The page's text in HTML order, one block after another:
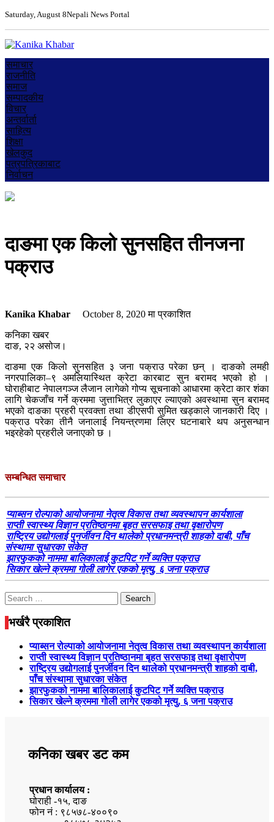
Saturday, August 8Nepali News Portal
समाचार
राजनीति
समाज
सम्पादकीय
विचार
अन्तर्वार्ता
साहित्य
शिक्षा
खेलकुद
पत्रपत्रिकाबाट
निर्वाचन
दाङमा एक किलो सुनसहित तीनजना
पक्राउ
Kanika Khabar October 8, 2020मा प्रकाशित
कनिका खबर
दाङ, २२ असोज।
दाङमा एक किलो सुनसहित ३ जना पक्राउ परेका छन् । दाङको लमही
नगरपालिका–९ अमलियास्थित क्रेटा कारबाट सुन बरामद भएको हो ।
घोराहीबाट नेपालगञ्ज लैजान लागेको गोप्य सूचनाको आधारमा क्रेटा कार शंका
लागि चेकजाँच गर्ने क्रममा जुत्ताभित्र लुकाएर ल्याएको अवस्थामा सुन बरामद
भएको दाङका प्रहरी प्रवक्ता तथा डीएसपी सुमित खड्काले जानकारी दिए ।
पक्राउ परेका तीनै जनालाई नियन्त्रणमा लिएर घटनाबारे थप अनुसन्धान
भइरहेको प्रहरीले जनाएको छ ।
सम्बन्धित समाचार
प्याब्सन रोल्पाको आयोजनामा नेतृत्व विकास तथा व्यवस्थापन कार्यशाला
राप्ती स्वास्थ्य विज्ञान प्रतिष्ठानमा बृहत सरसफाइ तथा वृक्षारोपण
राष्ट्रिय उद्योगलाई पुनर्जीवन दिन थालेको प्रधानमन्त्री शाहको दाबी, पाँच
संस्थामा सुधारका संकेत
झारफुकको नाममा बालिकालाई कुटपिट गर्ने व्यक्ति पक्राउ
सिकार खेल्ने क्रममा गोली लागेर एकको मृत्यु, ६ जना पक्राउ
Search
for:
भर्खरै प्रकाशित
प्याब्सन रोल्पाको आयोजनामा नेतृत्व विकास तथा व्यवस्थापन कार्यशाला
राप्ती स्वास्थ्य विज्ञान प्रतिष्ठानमा बृहत सरसफाइ तथा वृक्षारोपण
राष्ट्रिय उद्योगलाई पुनर्जीवन दिन थालेको प्रधानमन्त्री शाहको दाबी,
पाँच संस्थामा सुधारका संकेत
झारफुकको नाममा बालिकालाई कुटपिट गर्ने व्यक्ति पक्राउ
सिकार खेल्ने क्रममा गोली लागेर एकको मृत्यु, ६ जना पक्राउ
कनिका खबर डट कम
प्रधान कार्यालय :
घोराही -१५, दाङ
फोन नं : ९८५७८-४००९०